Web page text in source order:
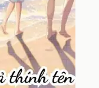
tục ngữ giáo dục
văn Truyền thống
đạo đức sản xuất